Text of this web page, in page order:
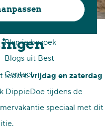
Voor ondernemers en
Plan je bezoek
Blogs uit Best
Contact
Zomer vól
iederevrijdag en zaterdag
DippieDoe tijdens de
speciaal met dit